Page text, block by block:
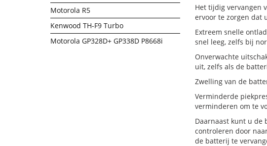
Motorola R5
Kenwood TH-F9 Turbo
Motorola GP328D+ GP338D P8668i
Het tijdig vervangen
ervoor te zorgen dat
Extreem snelle
snel leeg, zelfs bij
Onverwachte
uit, zelfs als de
Zwelling van de
Verminderde
verminderen om te
Daarnaast kunt u de
controleren door
de batterij te